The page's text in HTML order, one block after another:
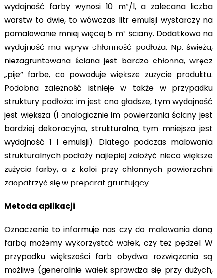
wydajność farby wynosi 10 m²/l, a zalecana liczba
warstw to dwie, to wówczas litr emulsji wystarczy na
pomalowanie mniej więcej 5 m² ściany. Dodatkowo na
wydajność ma wpływ chłonność podłoża. Np. świeża,
niezagruntowana ściana jest bardzo chłonna, wręcz
„pije” farbę, co powoduje większe zużycie produktu.
Podobna zależność istnieje w także w przypadku
struktury podłoża: im jest ono gładsze, tym wydajność
jest większa (i analogicznie im powierzania ściany jest
bardziej dekoracyjna, strukturalna, tym mniejsza jest
wydajność 1 l emulsji). Dlatego podczas malowania
strukturalnych podłoży najlepiej założyć nieco większe
zużycie farby, a z kolei przy chłonnych powierzchni
zaopatrzyć się w preparat gruntujący.
Metoda aplikacji
Oznaczenie to informuje nas czy do malowania daną
farbą możemy wykorzystać wałek, czy też pędzel. W
przypadku większości farb obydwa rozwiązania są
możliwe (generalnie wałek sprawdza się przy dużych,